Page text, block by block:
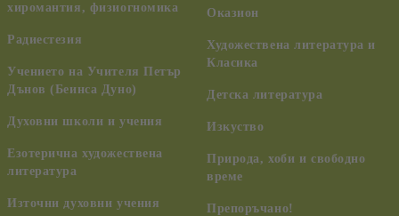
хиромантия, физиогномика
Радиестезия
Учението на Учителя Петър
Дънов (Беинса Дуно)
Духовни школи и учения
Езотерична художествена
литература
Източни духовни учения
Оказион
Художествена литература и
Класика
Детска литература
Изкуство
Природа, хоби и свободно
време
Препоръчано!